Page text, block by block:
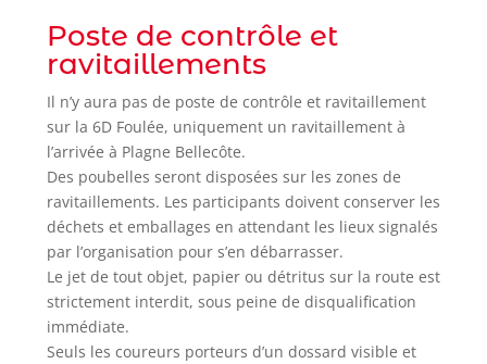
Poste de contrôle et
ravitaillements
Il n’y aura pas de poste de contrôle et ravitaillement
sur la 6D Foulée, uniquement un ravitaillement à
l’arrivée à Plagne Bellecôte.
Des poubelles seront disposées sur les zones de
ravitaillements. Les participants doivent conserver les
déchets et emballages en attendant les lieux signalés
par l’organisation pour s’en débarrasser.
Le jet de tout objet, papier ou détritus sur la route est
strictement interdit, sous peine de disqualification
immédiate.
Seuls les coureurs porteurs d’un dossard visible et